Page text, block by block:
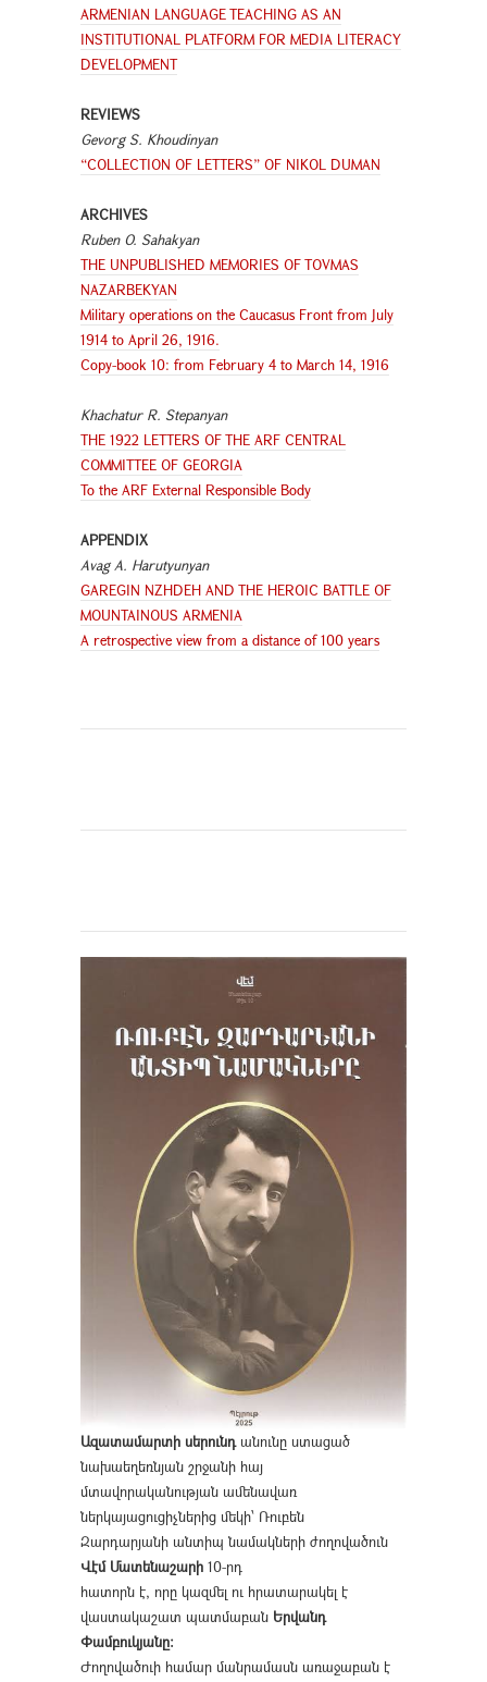
ARMENIAN LANGUAGE TEACHING AS AN
INSTITUTIONAL PLATFORM FOR MEDIA LITERACY
DEVELOPMENT
REVIEWS
Gevorg S. Khoudinyan
“COLLECTION OF LETTERS” OF NIKOL DUMAN
ARCHIVES
Ruben O. Sahakyan
THE UNPUBLISHED MEMORIES OF TOVMAS
NAZARBEKYAN
Military operations on the Caucasus Front from July
1914 to April 26, 1916.
Copy-book 10: from February 4 to March 14, 1916
Khachatur R. Stepanyan
THE 1922 LETTERS OF THE ARF CENTRAL
COMMITTEE OF GEORGIA
To the ARF External Responsible Body
APPENDIX
Avag A. Harutyunyan
GAREGIN NZHDEH AND THE HEROIC BATTLE OF
MOUNTAINOUS ARMENIA
A retrospective view from a distance of 100 years
Ազատամարտի սերունդանունը ստացած
նախաեղեռնյան շրջանի հայ
մտավորականության ամենավառ
ներկայացուցիչներից մեկի՝ Ռուբեն
Զարդարյանի անտիպ նամակների ժողովածուն
Վէմ Մատենաշարի 10-րդ
հատորն է, որը կազմել ու հրատարակել է
վաստակաշատ պատմաբան Երվանդ
Փամբուկյանը։
Ժողովածուի համար մանրամասն առաջաբան է